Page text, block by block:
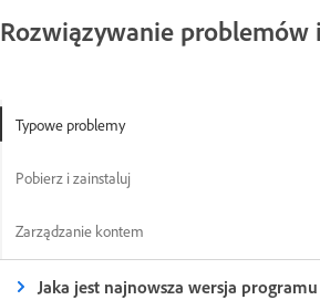
Rozwiązywanie problemów
Typowe problemy
Pobierz i zainstaluj
Zarządzanie kontem
Jaka jest najnowsza wersja